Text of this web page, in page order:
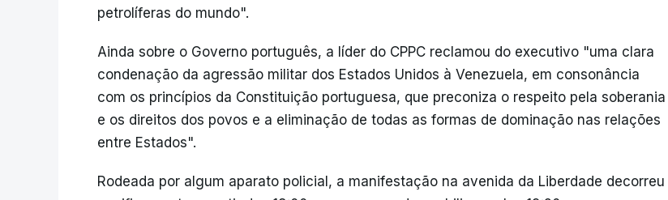
petrolíferas do mundo".
Ainda sobre o Governo português, a líder do CPPC reclamou do executivo "uma clara
condenação da agressão militar dos Estados Unidos à Venezuela, em consonância
com os princípios da Constituição portuguesa, que preconiza o respeito pela soberania
e os direitos dos povos e a eliminação de todas as formas de dominação nas relações
entre Estados".
Rodeada por algum aparato policial, a manifestação na avenida da Liberdade decorreu